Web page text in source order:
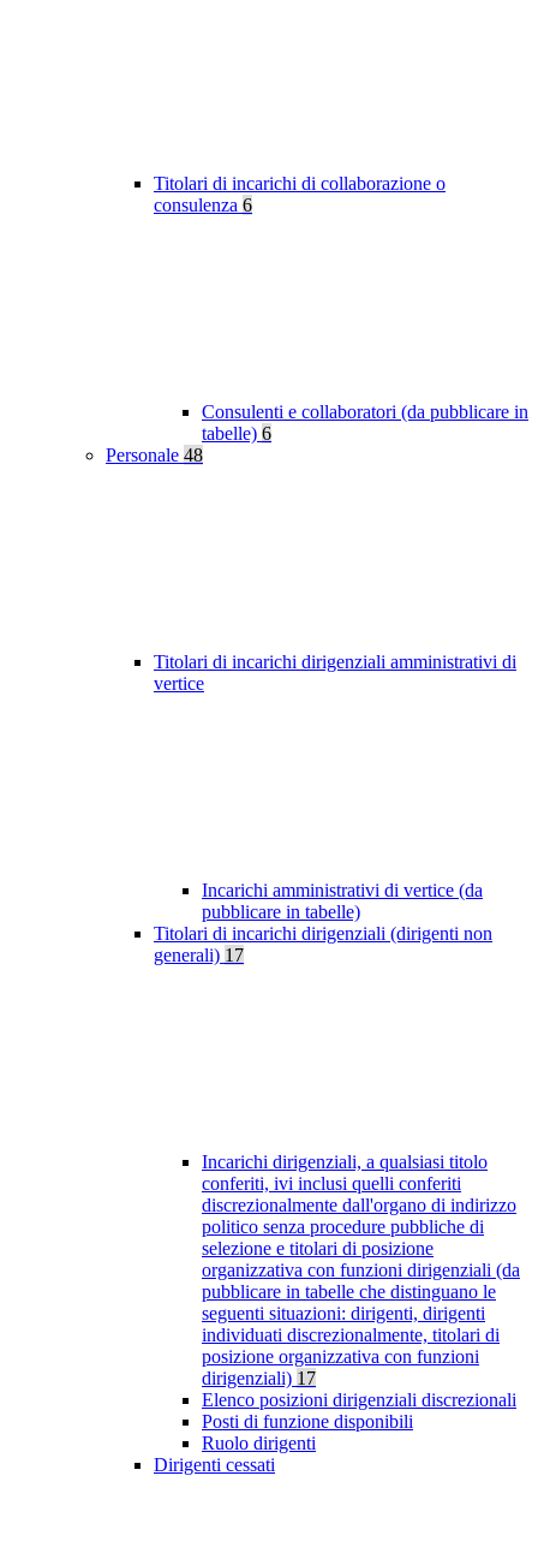
Titolari di incarichi di collaborazione o
consulenza 6
Consulenti e collaboratori (da pubblicare in
tabelle) 6
Personale 48
Titolari di incarichi dirigenziali amministrativi di
vertice
Incarichi amministrativi di vertice (da
pubblicare in tabelle)
Titolari di incarichi dirigenziali (dirigenti non
generali) 17
Incarichi dirigenziali, a qualsiasi titolo
conferiti, ivi inclusi quelli conferiti
discrezionalmente dall'organo di indirizzo
politico senza procedure pubbliche di
selezione e titolari di posizione
organizzativa con funzioni dirigenziali (da
pubblicare in tabelle che distinguano le
seguenti situazioni: dirigenti, dirigenti
individuati discrezionalmente, titolari di
posizione organizzativa con funzioni
dirigenziali) 17
Elenco posizioni dirigenziali discrezionali
Posti di funzione disponibili
Ruolo dirigenti
Dirigenti cessati